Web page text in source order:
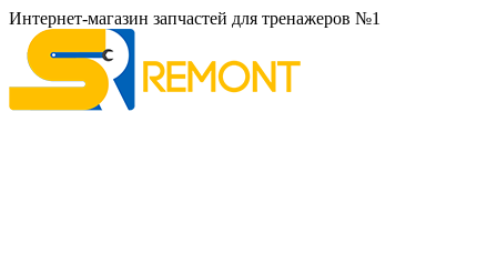
Интернет-магазин запчастей для тренажеров №1